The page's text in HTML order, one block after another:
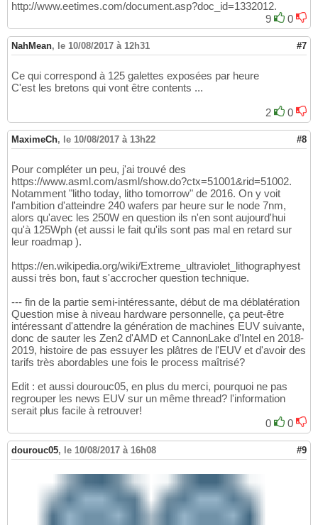
http://www.eetimes.com/document.asp?doc_id=1332012.
9
0
NahMean, le 10/08/2017 à 12h31 #7
Ce qui correspond à 125 galettes exposées par heure
C'est les bretons qui vont être contents ...
2 0
MaximeCh, le 10/08/2017 à 13h22 #8
Pour compléter un peu, j'ai trouvé des
https://www.asml.com/asml/show.do?ctx=51001&rid=51002.
Notamment "litho today, litho tomorrow" de 2016. On y voit
l'ambition d'atteindre 240 wafers par heure sur le node 7nm,
alors qu'avec les 250W en question ils n'en sont aujourd'hui
qu'à 125Wph (et aussi le fait qu'ils sont pas mal en retard sur
leur roadmap ).
https://en.wikipedia.org/wiki/Extreme_ultraviolet_lithographyest
aussi très bon, faut s'accrocher question technique.
--- fin de la partie semi-intéressante, début de ma déblatération
Question mise à niveau hardware personnelle, ça peut-être
intéressant d'attendre la génération de machines EUV suivante,
donc de sauter les Zen2 d'AMD et CannonLake d'Intel en 2018-
2019, histoire de pas essuyer les plâtres de l'EUV et d'avoir des
tarifs très abordables une fois le process maîtrisé?
Edit : et aussi dourouc05, en plus du merci, pourquoi ne pas
regrouper les news EUV sur un même thread? l'information
serait plus facile à retrouver!
0
0
dourouc05, le 10/08/2017 à 16h08 #9